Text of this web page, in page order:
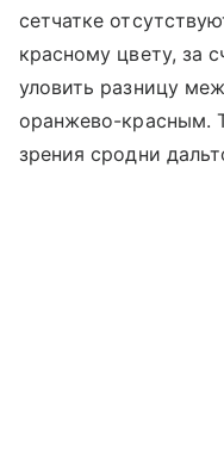
сетчатке
красному цвету, за
уловить разницу
оранжево-красным.
зрения сродни